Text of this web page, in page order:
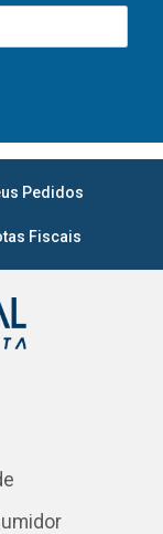
Pedidos
Fiscais